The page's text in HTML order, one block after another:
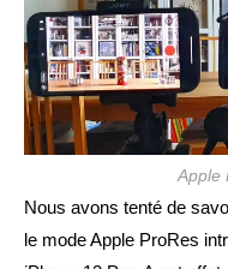
Apple
Nous avons tenté de
le mode Apple ProRes